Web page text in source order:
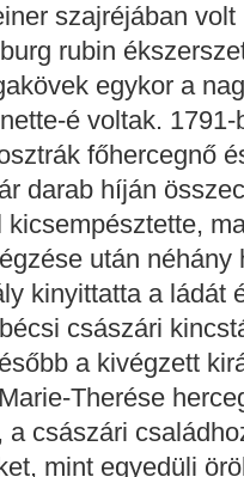
szajréjában
rubin
egykor a
é voltak.
főhercegnő
darab híján
kicsempésztette,
után
kinyittatta a ládát
császári
a kivégzett
Therése
a császári
mint egyedüli